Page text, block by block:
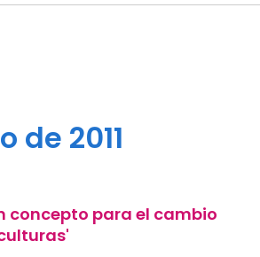
de 2011
concepto para el cambio